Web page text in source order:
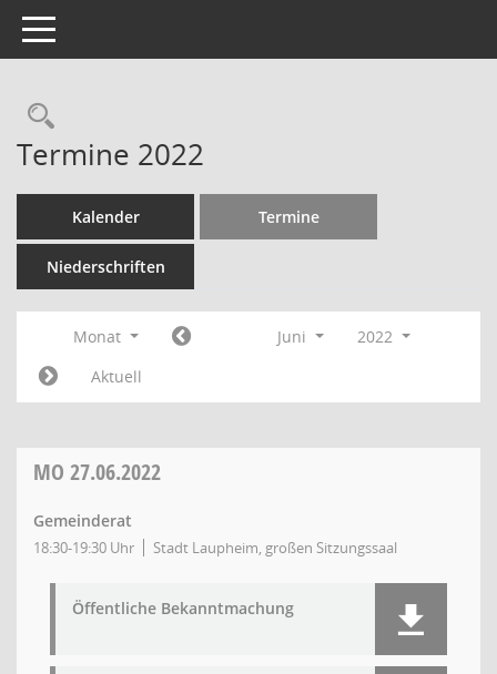
Toggle navigation
Termine 2022
Kalender Termine
Niederschriften
Monat Juni
2022
Aktuell
MO 27.06.2022
Gemeinderat
18:30-19:30 Uhr Stadt Laupheim, großen Sitzungssaal
Öffentliche Bekanntmachung